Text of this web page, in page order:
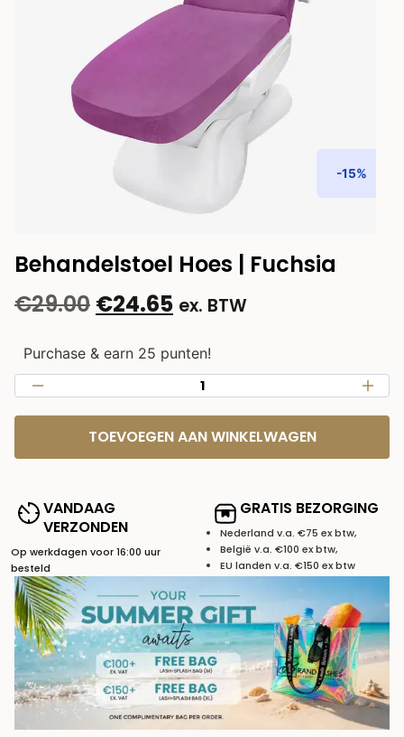
-15%
Behandelstoel Hoes | Fuchsia
€29.00 €24.65 ex. BTW
Purchase & earn 25 punten!
TOEVOEGEN AAN WINKELWAGEN
VANDAAG
VERZONDEN
Op werkdagen voor 16:00 uur
besteld
GRATIS BEZORGING
Nederland v.a. €75 ex btw,
België v.a. €100 ex btw,
EU landen v.a. €150 ex btw